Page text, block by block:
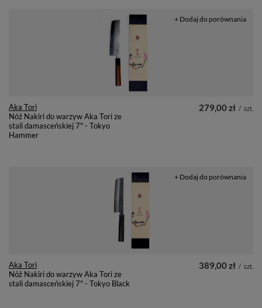
Aka Tori
Nóż Nakiri do warzyw Aka Tori ze
stali damasceńskiej 7" - Tokyo
Hammer
279,00 zł / szt.
+ Dodaj do porównania
Aka Tori
Nóż Nakiri do warzyw Aka Tori ze
stali damasceńskiej 7" - Tokyo Black
389,00 zł / szt.
+ Dodaj do porównania